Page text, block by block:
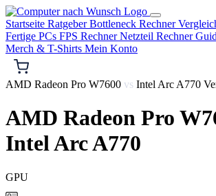
Startseite RatgeberBottleneck Rechner
Fertige PCs FPS RechnerNetzteil Rechner
Merch & T-Shirts Mein Konto
AMD Radeon Pro W7600 vs Intel Arc A770
AMD Radeon Pro
Intel Arc A770
GPU